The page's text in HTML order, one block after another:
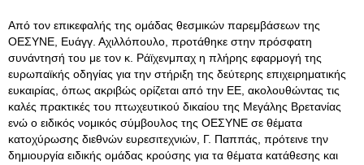
Από τον επικεφαλής της ομάδας θεσμικών παρεμβάσεων της
ΟΕΣΥΝΕ, Ευάγγ. Αχιλλόπουλο, προτάθηκε στην πρόσφατη
συνάντησή του με τον κ. Ράϊχενμπαχ η πλήρης εφαρμογή της
ευρωπαϊκής οδηγίας για την στήριξη της δεύτερης επιχειρηματικής
ευκαιρίας, όπως ακριβώς ορίζεται από την ΕΕ, ακολουθώντας τις
καλές πρακτικές του πτωχευτικού δικαίου της Μεγάλης Βρετανίας
ενώ ο ειδικός νομικός σύμβουλος της ΟΕΣΥΝΕ σε θέματα
κατοχύρωσης διεθνών ευρεσιτεχνιών, Γ. Παππάς, πρότεινε την
δημιουργία ειδικής ομάδας κρούσης για τα θέματα κατάθεσης και